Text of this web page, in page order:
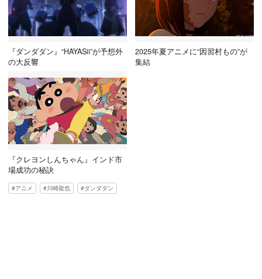
『ダンダダン』“HAYASii”が予想外
の大反響
2025年夏アニメに“因習村もの”が
集結
『クレヨンしんちゃん』インド市
場成功の秘訣
アニメ 川崎龍也 ダンダダン